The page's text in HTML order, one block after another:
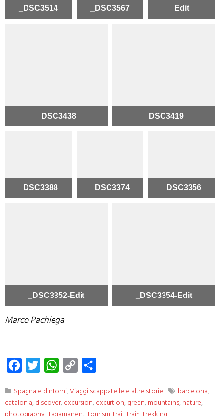
_DSC3514 _DSC3567
Edit
_DSC3438 _DSC3419
_DSC3388 _DSC3374 _DSC3356
_DSC3352-Edit _DSC3354-Edit
Marco Pachiega
Facebook
Twitter WhatsApp
Copy
Spagna e dintorni,Viaggi scappatelle e altre storie barcelona,
catalonia, discover, excursion, excurtion, green, mountains, nature,